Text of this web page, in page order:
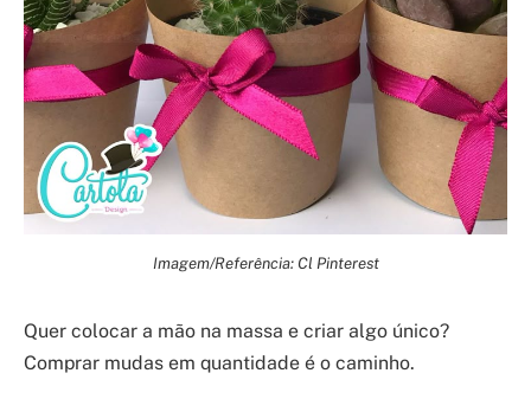
Imagem/Referência: Cl Pinterest
Quer colocar a mão na massa e criar algo único?
Comprar mudas em quantidade é o caminho.